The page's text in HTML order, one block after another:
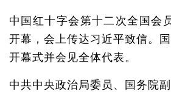
中国红十字会第十二次全国会
开幕，会上传达习近平致信。
开幕式并会见全体代表。
中共中央政治局委员、国务院